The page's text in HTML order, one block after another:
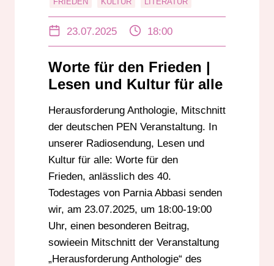
PEN-ZENTRUM
23.07.2025 18:00
Worte für den Frieden |
Lesen und Kultur für alle
Herausforderung Anthologie, Mitschnitt
der deutschen PEN Veranstaltung. In
unserer Radiosendung, Lesen und
Kultur für alle: Worte für den
Frieden, anlässlich des 40.
Todestages von Parnia Abbasi senden
wir, am 23.07.2025, um 18:00-19:00
Uhr, einen besonderen Beitrag,
sowieein Mitschnitt der Veranstaltung
„Herausforderung Anthologie“ des